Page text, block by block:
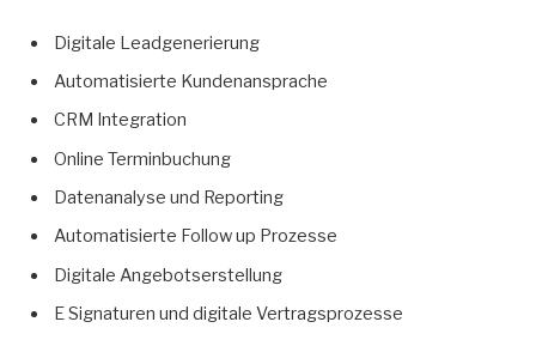
Digitale Leadgenerierung
Automatisierte Kundenansprache
CRM Integration
Online Terminbuchung
Datenanalyse und Reporting
Automatisierte Follow up Prozesse
Digitale Angebotserstellung
E Signaturen und digitale Vertragsprozesse